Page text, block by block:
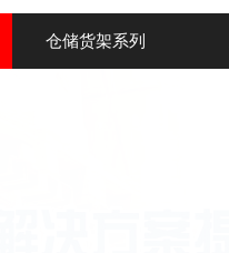
仓储货架系列